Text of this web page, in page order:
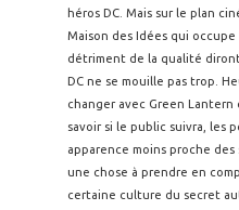
héros DC. Mais sur le plan
Maison des Idées qui
détriment de la qualité
DC ne se mouille pas trop.
changer avec Green Lantern
savoir si le public suivra, les
apparence moins proche
une chose à prendre en
certaine culture du secret